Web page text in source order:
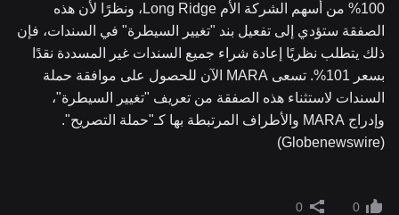
100% من أسهم الشركة الأم Long Ridge، ونظرًا لأن هذه
الصفقة ستؤدي إلى تفعيل بند "تغيير السيطرة" في السندات، فإن
ذلك يتطلب نظريًا إعادة شراء جميع السندات غير المسددة نقدًا
بسعر 101%. تسعى MARA الآن للحصول على موافقة حملة
السندات لاستثناء هذه الصفقة من تعريف "تغيير السيطرة"،
وإدراج MARA والأطراف المرتبطة بها كـ"حملة التصريح".
(Globenewswire)
0
0